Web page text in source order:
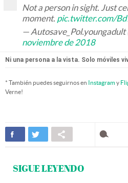
Not a person in sight. Just
moment. pic.twitter.com/
— Autosave_Pol.youngadult
noviembre de 2018
Ni una persona a la vista. Solo móviles
* También puedes seguirnos en Instagramy
Verne!
SIGUE LEYENDO